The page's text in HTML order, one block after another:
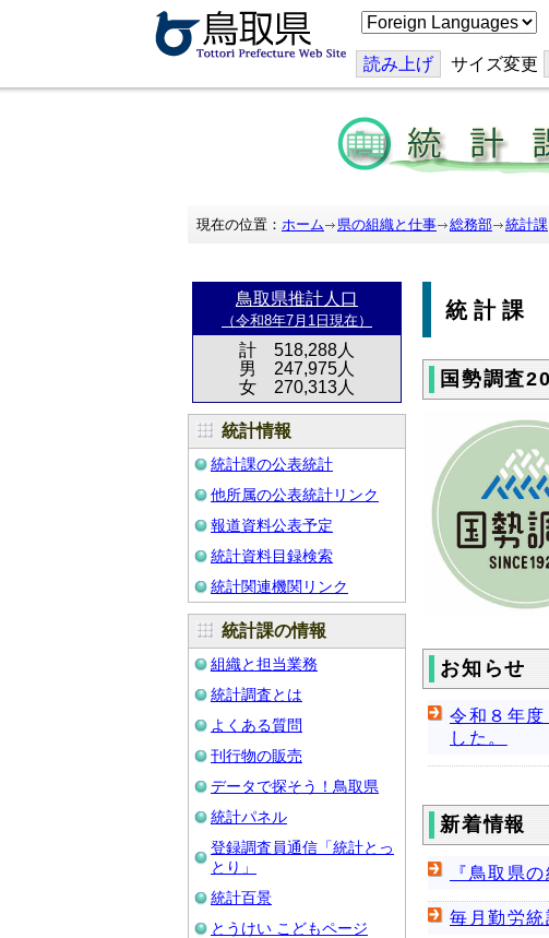
こ
の
ジ
を
訳
す
る
読み上げ サイズ変更
現在の位置： ホーム 県の組織と仕事 総務部 統計課
鳥取県推計人口
（令和8年7月1日現在）
計 518,288人
男 247,975人
女 270,313人
統計情報
統計課の公表統計
他所属の公表統計リンク
報道資料公表予定
統計資料目録検索
統計関連機関リンク
統計課の情報
組織と担当業務
統計調査とは
よくある質問
刊行物の販売
データで探そう！鳥取県
統計パネル
登録調査員通信「統計とっ
とり」
統計百景
とうけい こどもページ
統計課
国勢調査
お知らせ
令和８年
した。
新着情報
『鳥取県
毎月勤労